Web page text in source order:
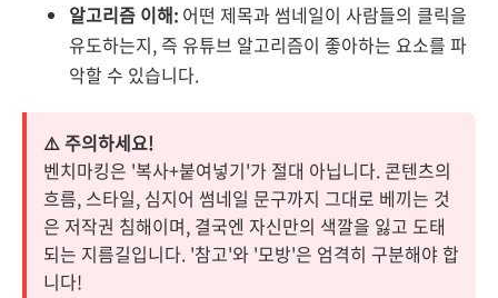
알고리즘 이해: 어떤 제목과 썸네일이 사람들의 클릭을
유도하는지, 즉 유튜브 알고리즘이 좋아하는 요소를 파
악할 수 있습니다.
⚠️ 주의하세요!
벤치마킹은 '복사+붙여넣기'가 절대 아닙니다. 콘텐츠의
흐름, 스타일, 심지어 썸네일 문구까지 그대로 베끼는 것
은 저작권 침해이며, 결국엔 자신만의 색깔을 잃고 도태
되는 지름길입니다. '참고'와 '모방'은 엄격히 구분해야 합
니다!